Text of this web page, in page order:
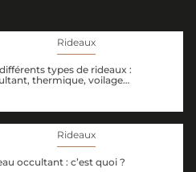
Rideaux
types de rideaux :
thermique, voilage…
Rideaux
occultant : c’est quoi ?